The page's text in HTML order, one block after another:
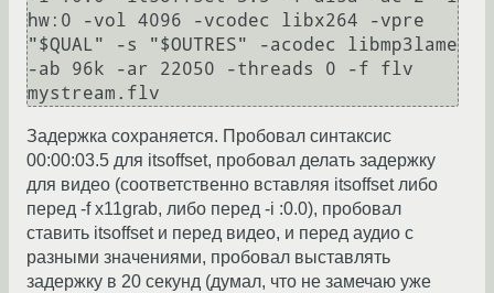
hw:0 -vol 4096 -vcodec libx264 -vpre
"$QUAL" -s "$OUTRES" -acodec libmp3lame
-ab 96k -ar 22050 -threads 0 -f flv
Задержка сохраняется. Пробовал синтаксис
00:00:03.5 для itsoffset, пробовал делать задержку
для видео (соответственно вставляя itsoffset либо
перед -f x11grab, либо перед -i :0.0), пробовал
ставить itsoffset и перед видео, и перед аудио с
разными значениями, пробовал выставлять
задержку в 20 секунд (думал, что не замечаю уже